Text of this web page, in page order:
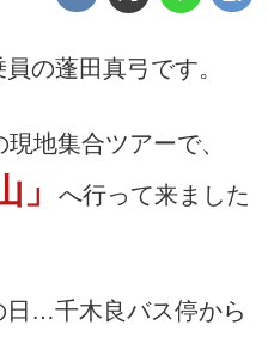
の蓬田真弓です。
地集合ツアーで、
」
へ行って来ました
日…千木良バス停から